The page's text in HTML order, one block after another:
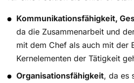
Kommunikationsfähigkeit,
da die Zusammenarbeit und
mit dem Chef als auch mit der
Kernelementen der Tätigkeit
Organisationsfähigkeit, da es